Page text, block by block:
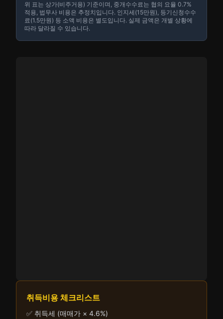
위 표는 상가(비주거용) 기준이며, 중개수수료는 협의 요율 0.7%
적용, 법무사 비용은 추정치입니다. 인지세(15만원), 등기신청수수
료(1.5만원) 등 소액 비용은 별도입니다. 실제 금액은 개별 상황에
따라 달라질 수 있습니다.
취득비용 체크리스트
✅ 취득세 (매매가 × 4.6%)